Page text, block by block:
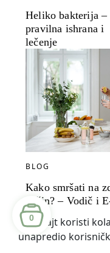
Heliko bakterija –
pravilna ishrana i
lečenje
BLOG
Kako smršati na
način? – Vodič i
book
Ovaj sajt koristi
unapredio
0